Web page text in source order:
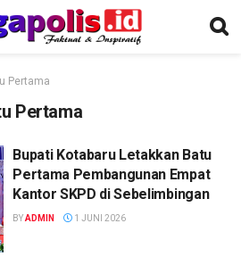
Pertama
Pertama
Bupati Kotabaru Letakkan Batu
Pertama Pembangunan Empat
Kantor SKPD di Sebelimbingan
BYADMIN 1 JUNI 2026